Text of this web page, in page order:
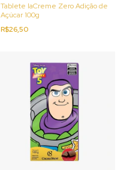
Tablete laCreme Zero Adição de
Açúcar 100g
R$26,50